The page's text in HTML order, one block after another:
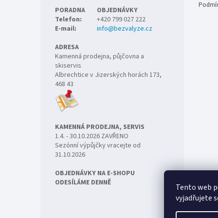
Tento web
vyjadřujete
PORADNA
OBJEDNÁVKY
Telefon:
+420 799 027 222
E-mail:
info@bezvalyze.cz
ADRESA
Kamenná prodejna, půjčovna a
skiservis
Albrechtice v Jizerských horách 173,
468 43
KAMENNÁ PRODEJNA, SERVIS
1.4. - 30.10.2026 ZAVŘENO
Sezónní výpůjčky vracejte od
31.10.2026
OBJEDNÁVKY NA E-SHOPU
ODESÍLÁME DENNĚ